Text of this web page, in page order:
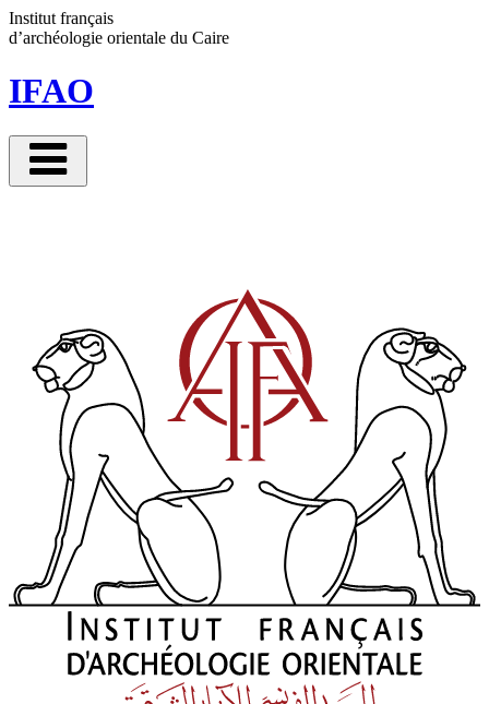
Institut français
d’archéologie orientale du Caire
IFAO
Panneau de gestion des cookies